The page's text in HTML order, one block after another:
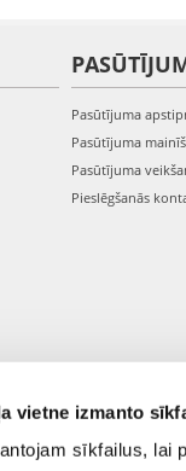
vietne izmanto
sīkfailus, lai
Pasūtījuma
Pasūtījuma
Pasūtījuma
Pieslēgšanās